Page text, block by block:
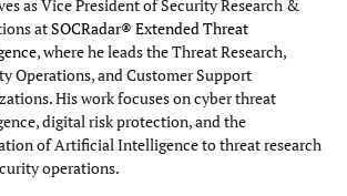
as Vice President of Security Research &
atSOCRadar® Extended Threat
, where he leads the Threat Research,
Operations, and Customer Support
His work focuses on cyber threat
digital risk protection, and the
of Artificial Intelligence to threat research
operations.